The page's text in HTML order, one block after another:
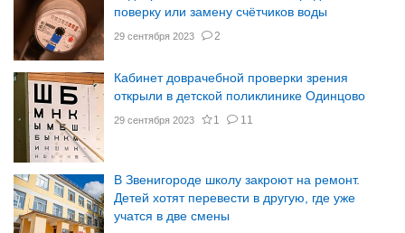
поверку или замену счётчиков воды
29 сентября 2023 2
Кабинет доврачебной проверки зрения
открыли в детской поликлинике Одинцово
29 сентября 2023 1 11
В Звенигороде школу закроют на ремонт.
Детей хотят перевести в другую, где уже
учатся в две смены